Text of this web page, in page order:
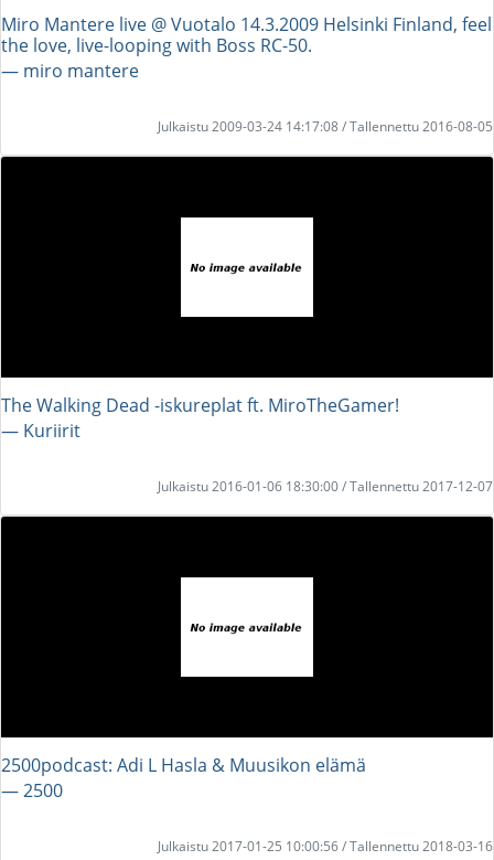
Miro Mantere live @ Vuotalo 14.3.2009 Helsinki Finland, feel
the love, live-looping with Boss RC-50.
― miro mantere
Julkaistu 2009-03-24 14:17:08 / Tallennettu 2016-08-05
The Walking Dead -iskureplat ft. MiroTheGamer!
― Kuriirit
Julkaistu 2016-01-06 18:30:00 / Tallennettu 2017-12-07
2500podcast: Adi L Hasla & Muusikon elämä
― 2500
Julkaistu 2017-01-25 10:00:56 / Tallennettu 2018-03-16